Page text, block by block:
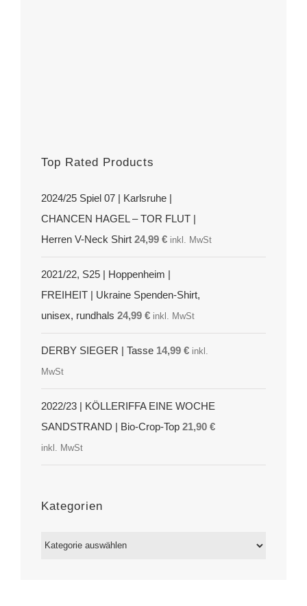
Top Rated Products
2024/25 Spiel 07 | Karlsruhe |
CHANCEN HAGEL – TOR FLUT |
Herren V-Neck Shirt 24,99 € inkl. MwSt
2021/22, S25 | Hoppenheim |
FREIHEIT | Ukraine Spenden-Shirt,
unisex, rundhals 24,99 € inkl. MwSt
DERBY SIEGER | Tasse 14,99 € inkl.
MwSt
2022/23 | KÖLLERIFFA EINE WOCHE
SANDSTRAND | Bio-Crop-Top 21,90 €
inkl. MwSt
Kategorien
Kategorien